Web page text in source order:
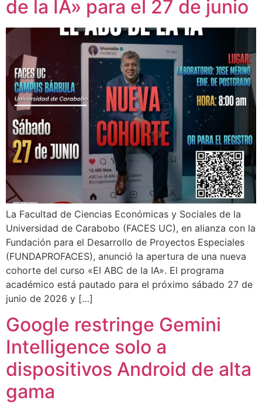
de la IA» para el 27 de junio
La Facultad de Ciencias Económicas y Sociales de la
Universidad de Carabobo (FACES UC), en alianza con la
Fundación para el Desarrollo de Proyectos Especiales
(FUNDAPROFACES), anunció la apertura de una nueva
cohorte del curso «El ABC de la IA». El programa
académico está pautado para el próximo sábado 27 de
junio de 2026 y […]
Google restringe Gemini
Intelligence solo a
dispositivos Android de alta
gama